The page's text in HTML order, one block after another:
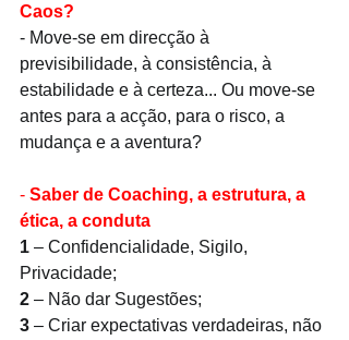
Caos?
- Move-se em direcção à
previsibilidade, à consistência, à
estabilidade e à certeza... Ou move-se
antes para a acção, para o risco, a
mudança e a aventura?
- Saber de Coaching, a estrutura, a
ética, a conduta
1 – Confidencialidade, Sigilo,
Privacidade;
2 – Não dar Sugestões;
3 – Criar expectativas verdadeiras, não